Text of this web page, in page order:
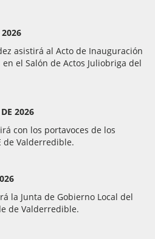
2026
asistirá al Acto de Inauguración
el Salón de Actos Juliobriga del
2026
con los portavoces de los
de Valderredible.
la Junta de Gobierno Local del
de Valderredible.